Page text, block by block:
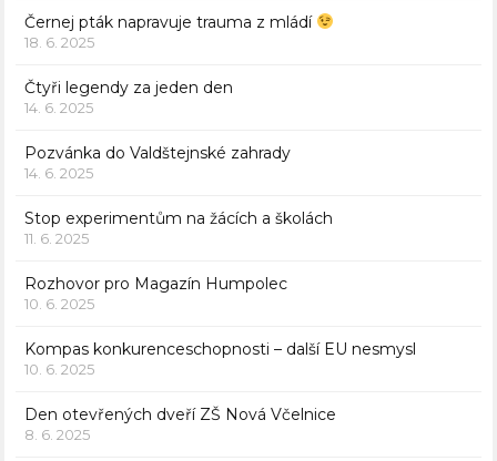
Černej pták napravuje trauma z mládí
18. 6. 2025
Čtyři legendy za jeden den
14. 6. 2025
Pozvánka do Valdštejnské zahrady
14. 6. 2025
Stop experimentům na žácích a školách
11. 6. 2025
Rozhovor pro Magazín Humpolec
10. 6. 2025
Kompas konkurenceschopnosti – další EU nesmysl
10. 6. 2025
Den otevřených dveří ZŠ Nová Včelnice
8. 6. 2025